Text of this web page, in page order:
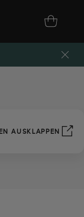
AUSKLAPPEN